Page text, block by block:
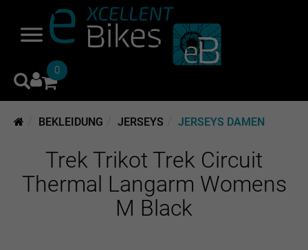
0
BEKLEIDUNG JERSEYS JERSEYS DAMEN
Trek Trikot Trek Circuit
Thermal Langarm Womens
M Black